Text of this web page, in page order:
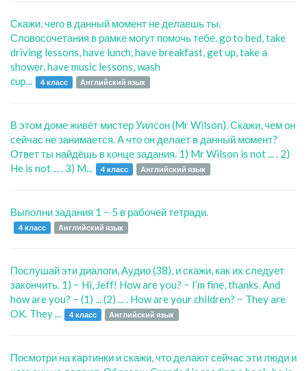
Скажи, чего в данный момент не делаешь ты.
Словосочетания в рамке могут помочь тебе. gо to bed, take
driving lessons, have lunch, have breakfast, get up, take a
shower, have music lessons, wash
cup...
4 класс Английский язык
В этом доме живёт мистер Уилсон (Mr Wilson). Скажи, чем он
сейчас не занимается. А что он делает в данный момент?
Ответ ты найдёшь в конце задания. 1) Mr Wilson is not ... . 2)
He is not ... . 3) M...
4 класс Английский язык
Выполни задания 1 − 5 в рабочей тетради.
4 класс Английский язык
Послушай эти диалоги, Аудио (38), и скажи, как их следует
закончить. 1) − Hi, Jeff! How are you? − I’m fine, thanks. And
how are you? − (1) ... (2) ... . How are your children? − They are
OK. They ...
4 класс Английский язык
Посмотри на картинки и скажи, что делают сейчас эти люди и